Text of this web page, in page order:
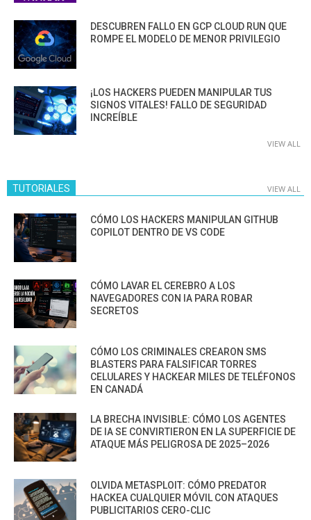
DESCUBREN FALLO EN GCP CLOUD RUN QUE
ROMPE EL MODELO DE MENOR PRIVILEGIO
¡LOS HACKERS PUEDEN MANIPULAR TUS
SIGNOS VITALES! FALLO DE SEGURIDAD
INCREÍBLE
VIEW ALL
TUTORIALES VIEW ALL
CÓMO LOS HACKERS MANIPULAN GITHUB
COPILOT DENTRO DE VS CODE
CÓMO LAVAR EL CEREBRO A LOS
NAVEGADORES CON IA PARA ROBAR
SECRETOS
CÓMO LOS CRIMINALES CREARON SMS
BLASTERS PARA FALSIFICAR TORRES
CELULARES Y HACKEAR MILES DE TELÉFONOS
EN CANADÁ
LA BRECHA INVISIBLE: CÓMO LOS AGENTES
DE IA SE CONVIRTIERON EN LA SUPERFICIE DE
ATAQUE MÁS PELIGROSA DE 2025–2026
OLVIDA METASPLOIT: CÓMO PREDATOR
HACKEA CUALQUIER MÓVIL CON ATAQUES
PUBLICITARIOS CERO-CLIC